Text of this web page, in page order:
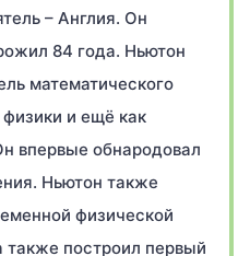
– Англия. Он
84 года. Ньютон
математического
и ещё как
впервые обнародовал
Ньютон также
физической
также построил первый